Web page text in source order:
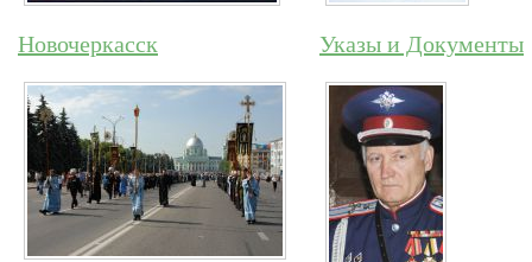
Новочеркасск Указы и Документы